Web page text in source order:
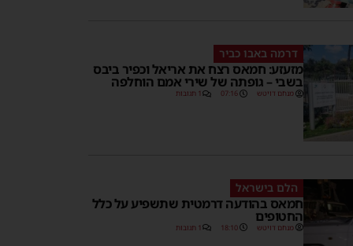
דרמה באבו כביר
מזעזע: חמאס רצח את אריאל וכפיר ביבס
בשבי – גופתה של שירי אמם הוחלפה
מנחם דויטש 07:16 1 תגובות
הלם בישראל
חמאס בהודעה דרמטית שתשפיע על כלל
החטופים
מנחם דויטש 18:10 1 תגובות